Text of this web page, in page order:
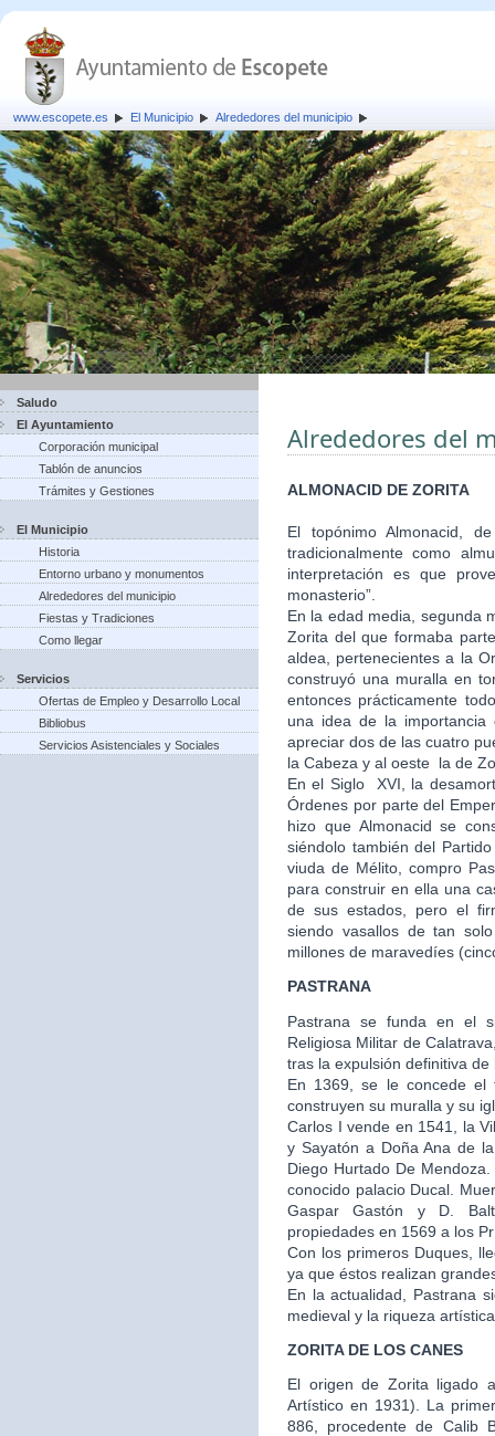
www.escopete.es El Municipio Alrededores del municipio
Saludo
El Ayuntamiento
Corporación municipal
Tablón de anuncios
Trámites y Gestiones
El Municipio
Historia
Entorno urbano y monumentos
Alrededores del municipio
Fiestas y Tradiciones
Como llegar
Servicios
Ofertas de Empleo y Desarrollo Local
Bibliobus
Servicios Asistenciales y Sociales
Alrededores del
ALMONACID DE ZORITA
El topónimo Almonacid,
tradicionalmente como
interpretación es que
monasterio”.
En la edad media, segunda
Zorita del que formaba
aldea, pertenecientes a la
construyó una muralla en
entonces prácticamente
una idea de la
apreciar dos de las cuatro
la Cabeza y al oeste la de
En el Siglo XVI, la
Órdenes por parte del
hizo que Almonacid se
siéndolo también del
viuda de Mélito, compro
para construir en ella una
de sus estados, pero el
siendo vasallos de tan
millones de maravedíes
PASTRANA
Pastrana se funda en el
Religiosa Militar de
tras la expulsión definitiva de
En 1369, se le concede el
construyen su muralla y su
Carlos I vende en 1541, la
y Sayatón a Doña Ana de
Diego Hurtado De
conocido palacio Ducal.
Gaspar Gastón y D.
propiedades en 1569 a los
Con los primeros Duques,
ya que éstos realizan
En la actualidad, Pastrana
medieval y la riqueza
ZORITA DE LOS CANES
El origen de Zorita ligado
Artístico en 1931). La
886, procedente de Calib